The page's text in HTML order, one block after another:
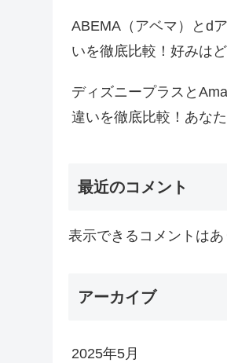
ABEMA（アベマ）とd
いを徹底比較！好みは
ディズニープラスと
違いを徹底比較！あな
最近のコメント
表示できるコメントはあ
アーカイブ
2025年5月